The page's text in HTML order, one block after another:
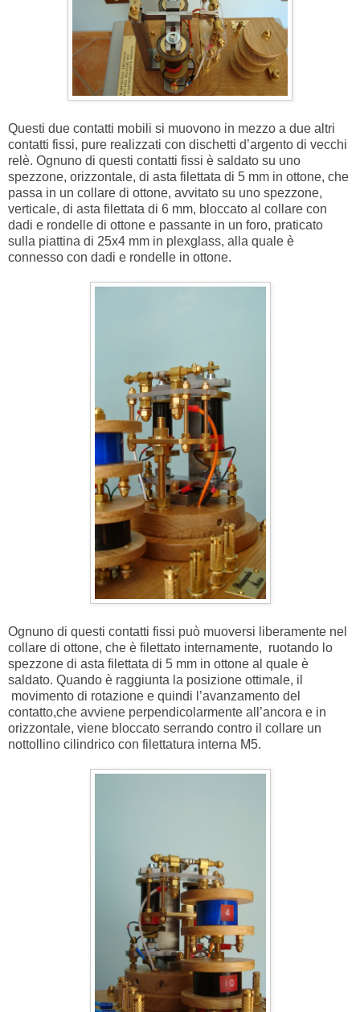
Questi due contatti mobili si muovono in mezzo a due altri
contatti fissi, pure realizzati con dischetti d’argento di vecchi
relè. Ognuno di questi contatti fissi è saldato su uno
spezzone, orizzontale, di asta filettata di 5 mm in ottone, che
passa in un collare di ottone, avvitato su uno spezzone,
verticale, di asta filettata di 6 mm, bloccato al collare con
dadi e rondelle di ottone e passante in un foro, praticato
sulla piattina di 25x4 mm in plexglass, alla quale è
connesso con dadi e rondelle in ottone.
Ognuno di questi contatti fissi può muoversi liberamente nel
collare di ottone, che è filettato internamente, ruotando lo
spezzone di asta filettata di 5 mm in ottone al quale è
saldato. Quando è raggiunta la posizione ottimale, il
movimento di rotazione e quindi l’avanzamento del
contatto,che avviene perpendicolarmente all’ancora e in
orizzontale, viene bloccato serrando contro il collare un
nottollino cilindrico con filettatura interna M5.